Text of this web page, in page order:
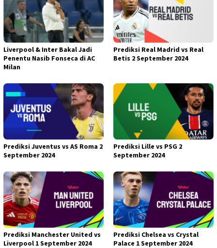
Liverpool & Inter Bakal Jadi
Penentu Nasib Fonseca di AC
Milan
Prediksi Real Madrid vs Real
Betis 2 September 2024
Prediksi Juventus vs AS Roma 2
September 2024
Prediksi Lille vs PSG 2
September 2024
Prediksi Manchester United vs
Liverpool 1 September 2024
Prediksi Chelsea vs Crystal
Palace 1 September 2024